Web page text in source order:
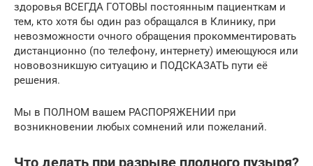
здоровья ВСЕГДА ГОТОВЫ постоянным пациенткам и
тем, кто хотя бы один раз обращался в Клинику, при
невозможности очного обращения прокомментировать
дистанционно (по телефону, интернету) имеющуюся или
нововозникшую ситуацию и ПОДСКАЗАТЬ пути её
решения.
Мы в ПОЛНОМ вашем РАСПОРЯЖЕНИИ при
возникновении любых сомнений или пожеланий.
Что делать при разрыве плодного пузыря?